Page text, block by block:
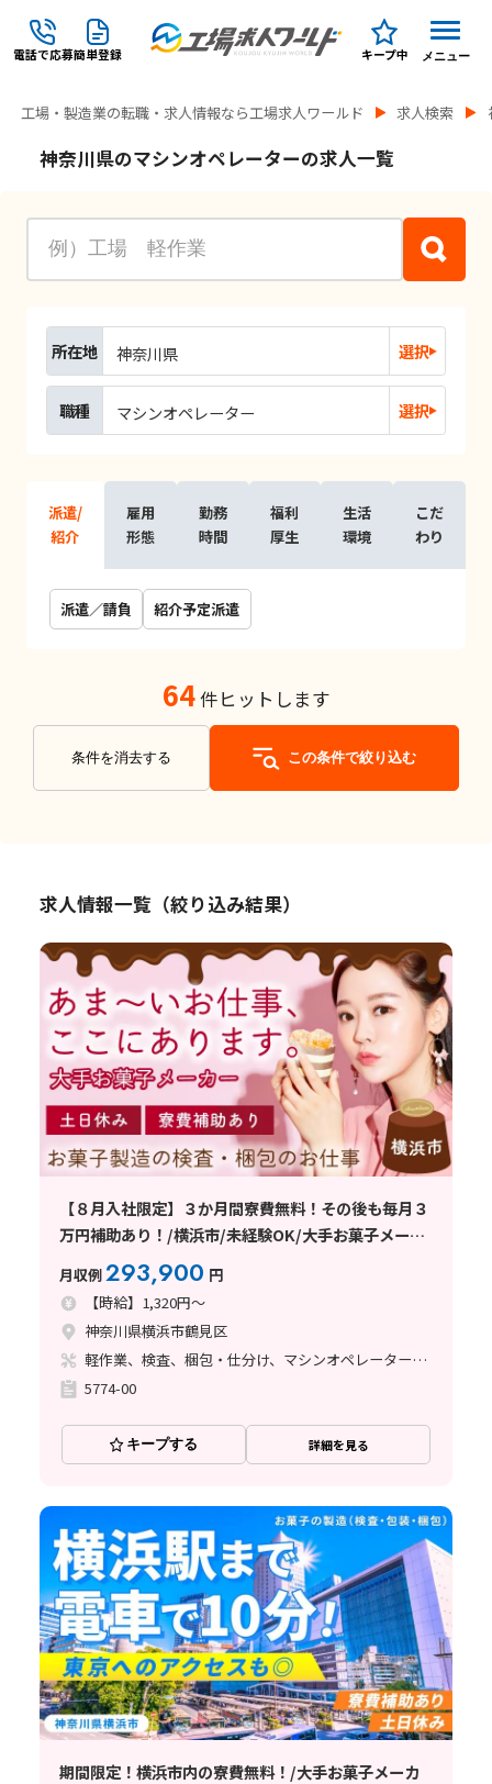
電話で応募簡単登録 キープ中 メニュー
工場・製造業の転職・求人情報なら工場求人ワールド 求人検索
神奈川県のマシンオペレーターの求人一覧
所在地 神奈川県 選択
職種 マシンオペレーター 選択
派遣/
紹介
雇用
形態
勤務
時間
福利
厚生
生活
環境
こだ
わり
派遣／請負 紹介予定派遣
64件ヒットします
条件を消去する この条件で絞り込む
求人情報一覧（絞り込み結果）
【８月入社限定】３か月間寮費無料！その後も毎月３
万円補助あり！/横浜市/未経験OK/大手お菓子メーカ
ー/検査・梱包
月収例293,900 円
【時給】1,320円～
神奈川県横浜市鶴見区
軽作業、検査、梱包・仕分け、マシンオペレーター、清掃・洗浄、ライン作業、立ち作業
5774-00
キープする 詳細を見る
期間限定！横浜市内の寮費無料！/大手お菓子メーカ